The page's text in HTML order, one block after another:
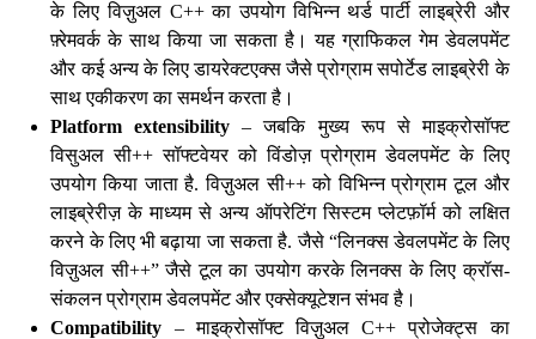
के लिए विज़ुअल C++ का उपयोग विभिन्न थर्ड पार्टी लाइब्रेरी और
फ़्रेमवर्क के साथ किया जा सकता है। यह ग्राफिकल गेम डेवलपमेंट
और कई अन्य के लिए डायरेक्टएक्स जैसे प्रोग्राम सपोर्टेड लाइब्रेरी के
साथ एकीकरण का समर्थन करता है।
Platform extensibility – जबकि मुख्य रूप से माइक्रोसॉफ्ट
विसुअल सी++ सॉफ्टवेयर को विंडोज़ प्रोग्राम डेवलपमेंट के लिए
उपयोग किया जाता है. विज़ुअल सी++ को विभिन्न प्रोग्राम टूल और
लाइब्रेरीज़ के माध्यम से अन्य ऑपरेटिंग सिस्टम प्लेटफ़ॉर्म को लक्षित
करने के लिए भी बढ़ाया जा सकता है. जैसे “लिनक्स डेवलपमेंट के लिए
विज़ुअल सी++” जैसे टूल का उपयोग करके लिनक्स के लिए क्रॉस-
संकलन प्रोग्राम डेवलपमेंट और एक्सेक्यूटेशन संभव है।
Compatibility – माइक्रोसॉफ्ट विज़ुअल C++ प्रोजेक्ट्स का